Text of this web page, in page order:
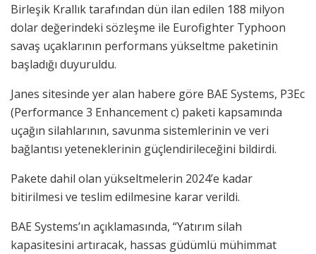
Birleşik Krallık tarafından dün ilan edilen 188 milyon
dolar değerindeki sözleşme ile Eurofighter Typhoon
savaş uçaklarının performans yükseltme paketinin
başladığı duyuruldu.
Janes sitesinde yer alan habere göre BAE Systems, P3Ec
(Performance 3 Enhancement c) paketi kapsamında
uçağın silahlarının, savunma sistemlerinin ve veri
bağlantısı yeteneklerinin güçlendirileceğini bildirdi.
Pakete dahil olan yükseltmelerin 2024’e kadar
bitirilmesi ve teslim edilmesine karar verildi.
BAE Systems’ın açıklamasında, “Yatırım silah
kapasitesini artıracak, hassas güdümlü mühimmat